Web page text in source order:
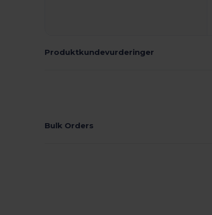
Produktkundevurderinger
Bulk Orders